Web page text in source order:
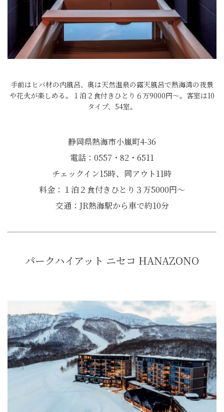
手前はヒバ材の内風呂、奥は天然温泉の露天風呂で熱海湾の夜景
や花火が楽しめる。１泊２食付きひとり６万9000円〜。客室は10
タイプ、54室。
静岡県熱海市小嵐町4-36
電話：0557・82・6511
チェックイン15時、同アウト11時
料金：１泊２食付きひとり３万5000円～
交通：JR熱海駅から車で約10分
パークハイアット ニセコ HANAZONO